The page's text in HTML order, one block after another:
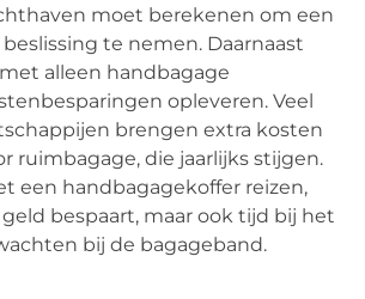
moet berekenen om een
te nemen. Daarnaast
alleen handbagage
opleveren. Veel
brengen extra kosten
ruimbagage, die jaarlijks stijgen.
een handbagagekoffer reizen,
bespaart, maar ook tijd bij het
bij de bagageband.